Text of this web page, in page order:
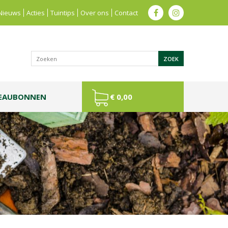
Acties Tuintips Over ons Contact
€ 0,00